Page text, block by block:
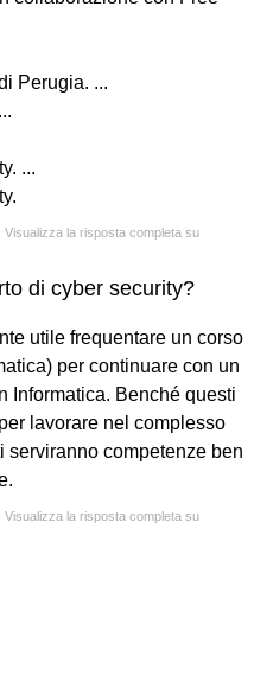
Perugia. ...
...
Visualizza la risposta completa su
di cyber security?
utile frequentare un corso
per continuare con un
Informatica. Benché questi
lavorare nel complesso
serviranno competenze ben
Visualizza la risposta completa su